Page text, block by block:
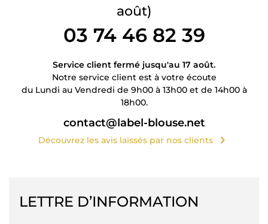
août)
03 74 46 82 39
Service client fermé jusqu'au 17 août.
Notre service client est à votre écoute
du Lundi au Vendredi de 9h00 à 13h00 et de 14h00 à
18h00.
contact@label-blouse.net
Découvrez les avis laissés par nos clients chevron_right
LETTRE D’INFORMATION